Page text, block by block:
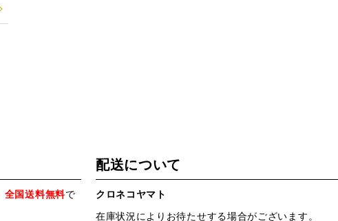
全国送料無料で
配送について
クロネコヤマト
在庫状況によりお待たせする場合がございます。